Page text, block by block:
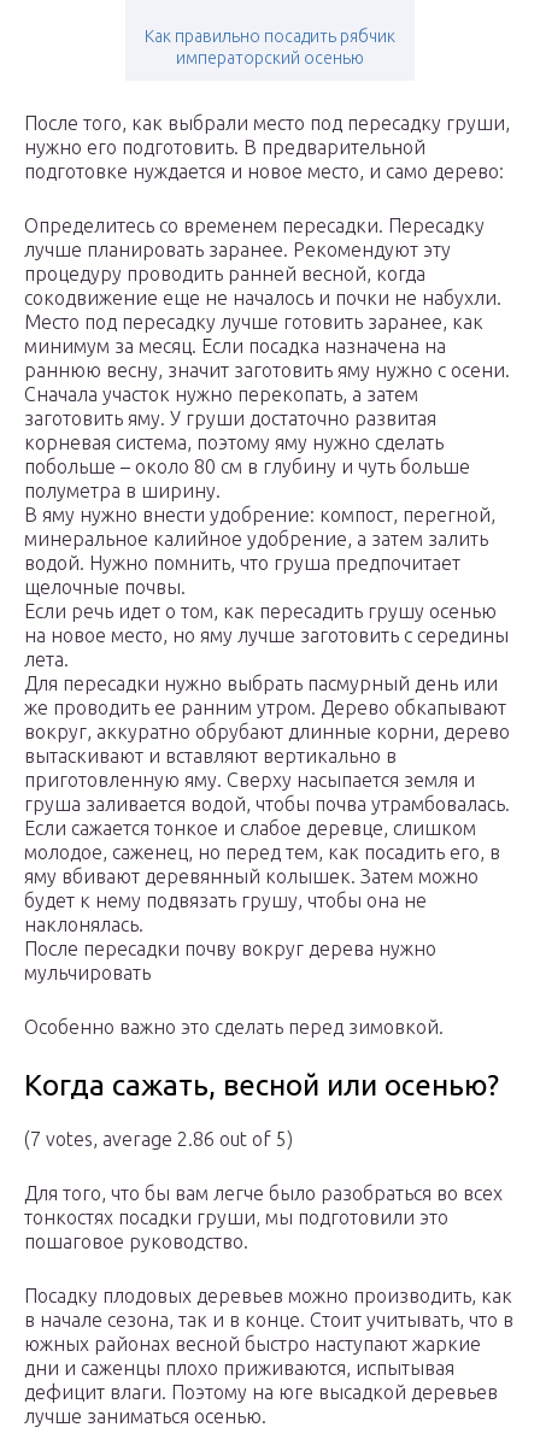
Как правильно посадить рябчик
императорский осенью
После того, как выбрали место под пересадку груши,
нужно его подготовить. В предварительной
подготовке нуждается и новое место, и само дерево:
Определитесь со временем пересадки. Пересадку
лучше планировать заранее. Рекомендуют эту
процедуру проводить ранней весной, когда
сокодвижение еще не началось и почки не набухли.
Место под пересадку лучше готовить заранее, как
минимум за месяц. Если посадка назначена на
раннюю весну, значит заготовить яму нужно с осени.
Сначала участок нужно перекопать, а затем
заготовить яму. У груши достаточно развитая
корневая система, поэтому яму нужно сделать
побольше – около 80 см в глубину и чуть больше
полуметра в ширину.
В яму нужно внести удобрение: компост, перегной,
минеральное калийное удобрение, а затем залить
водой. Нужно помнить, что груша предпочитает
щелочные почвы.
Если речь идет о том, как пересадить грушу осенью
на новое место, но яму лучше заготовить с середины
лета.
Для пересадки нужно выбрать пасмурный день или
же проводить ее ранним утром. Дерево обкапывают
вокруг, аккуратно обрубают длинные корни, дерево
вытаскивают и вставляют вертикально в
приготовленную яму. Сверху насыпается земля и
груша заливается водой, чтобы почва утрамбовалась.
Если сажается тонкое и слабое деревце, слишком
молодое, саженец, но перед тем, как посадить его, в
яму вбивают деревянный колышек. Затем можно
будет к нему подвязать грушу, чтобы она не
наклонялась.
После пересадки почву вокруг дерева нужно
мульчировать
Особенно важно это сделать перед зимовкой.
Когда сажать, весной или осенью?
(7 votes, average 2.86 out of 5)
Для того, что бы вам легче было разобраться во всех
тонкостях посадки груши, мы подготовили это
пошаговое руководство.
Посадку плодовых деревьев можно производить, как
в начале сезона, так и в конце. Стоит учитывать, что в
южных районах весной быстро наступают жаркие
дни и саженцы плохо приживаются, испытывая
дефицит влаги. Поэтому на юге высадкой деревьев
лучше заниматься осенью.